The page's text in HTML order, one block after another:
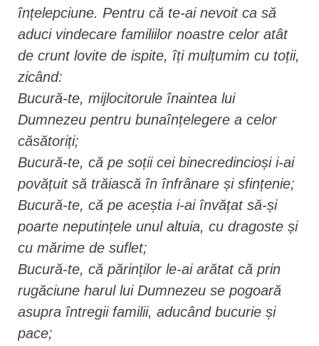
înțelepciune. Pentru că te-ai nevoit ca să
aduci vindecare familiilor noastre celor atât
de crunt lovite de ispite, îți mulțumim cu toții,
zicând:
Bucură-te, mijlocitorule înaintea lui
Dumnezeu pentru bunaînțelegere a celor
căsătoriți;
Bucură-te, că pe soții cei binecredincioși i-ai
povățuit să trăiască în înfrânare și sfințenie;
Bucură-te, că pe aceștia i-ai învățat să-și
poarte neputințele unul altuia, cu dragoste și
cu mărime de suflet;
Bucură-te, că părinților le-ai arătat că prin
rugăciune harul lui Dumnezeu se pogoară
asupra întregii familii, aducând bucurie și
pace;